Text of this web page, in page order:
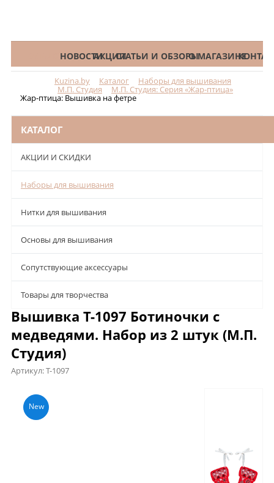
КАТАЛОГНОВОСТИАКЦИИСТАТЬИ И ОБЗОРЫО МАГАЗИНЕ
Kuzina.by Каталог Наборы для вышивания
М.П. Студия М.П. Студия: Серия «Жар-птица»
Жар-птица: Вышивка на фетре
КАТАЛОГ
АКЦИИ И СКИДКИ
Наборы для вышивания
Нитки для вышивания
Основы для вышивания
Сопутствующие аксессуары
Товары для творчества
Вышивка Т-1097 Ботиночки с
медведями. Набор из 2 штук (М.П.
Студия)
Артикул:Т-1097
Описание
New